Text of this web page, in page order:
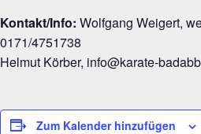
Kontakt/Info: Wolfgang Weigert,
0171/4751738
Helmut Körber, info@karate-
Zum Kalender hinzufügen